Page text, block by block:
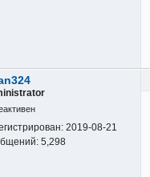
2019-08-21
5,298